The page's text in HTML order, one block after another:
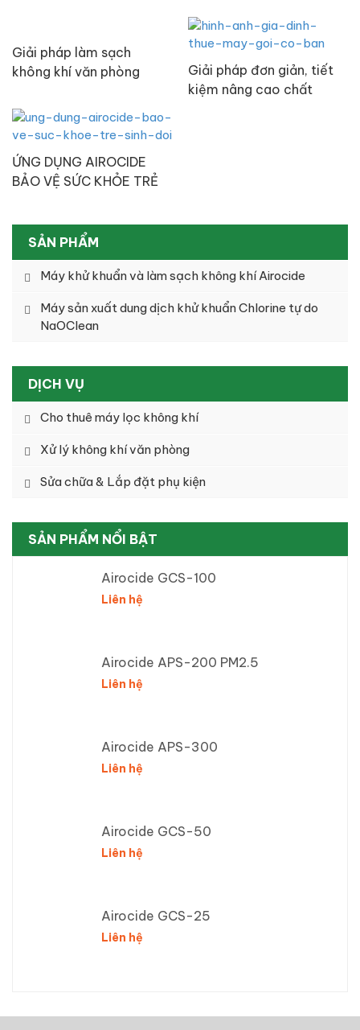
Giải pháp làm sạch
không khí văn phòng
Giải pháp đơn giản, tiết
kiệm nâng cao chất
ỨNG DỤNG AIROCIDE
BẢO VỆ SỨC KHỎE TRẺ
SẢN PHẨM
Máy khử khuẩn và làm sạch không khí Airocide
Máy sản xuất dung dịch khử khuẩn Chlorine tự do
NaOClean
DỊCH VỤ
Cho thuê máy lọc không khí
Xử lý không khí văn phòng
Sửa chữa & Lắp đặt phụ kiện
SẢN PHẨM NỔI BẬT
Airocide GCS-100
Liên hệ
Airocide APS-200 PM2.5
Liên hệ
Airocide APS-300
Liên hệ
Airocide GCS-50
Liên hệ
Airocide GCS-25
Liên hệ